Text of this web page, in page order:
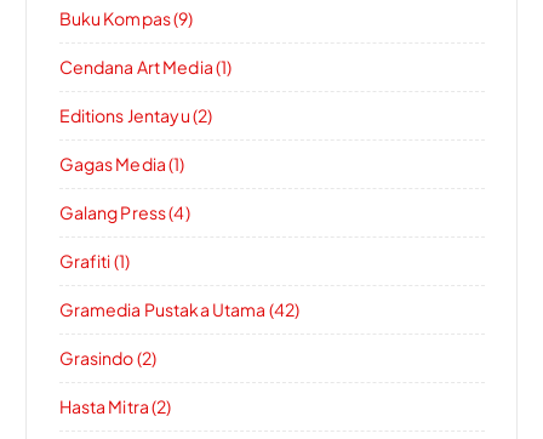
Buku Kompas (9)
Cendana Art Media (1)
Editions Jentayu (2)
Gagas Media (1)
Galang Press (4)
Grafiti (1)
Gramedia Pustaka Utama (42)
Grasindo (2)
Hasta Mitra (2)